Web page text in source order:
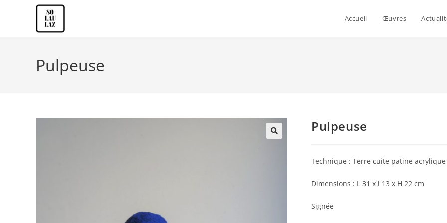
Accueil Œuvres
Pulpeuse
Pulpeuse
Technique : Terre cuite patine
Dimensions : L 31 x l 13 x H 22 cm
Signée